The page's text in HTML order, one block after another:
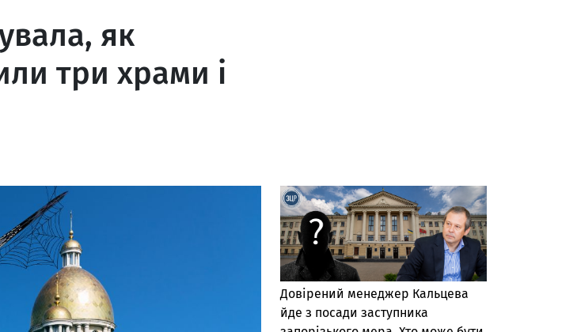
як
три храми і
Довірений менеджер Кальцева
йде з посади заступника